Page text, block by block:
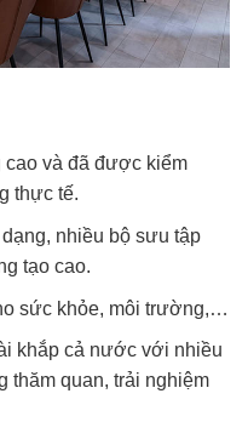
và đã được kiểm
thực tế.
nhiều bộ sưu tập
tạo cao.
sức khỏe, môi trường,…
khắp cả nước với nhiều
thăm quan, trải nghiệm